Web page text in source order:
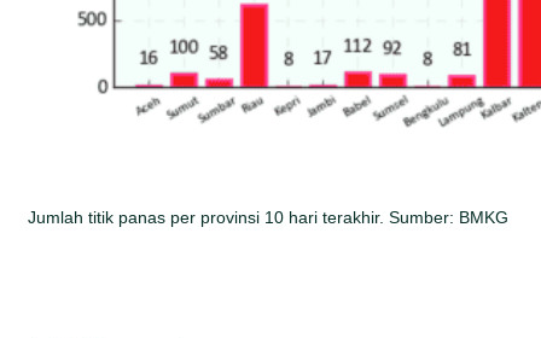
Jumlah titik panas per provinsi 10 hari terakhir. Sumber: BMKG